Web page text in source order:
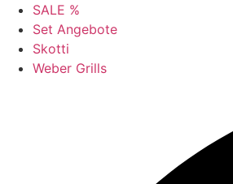
SALE %
Set Angebote
Skotti
Weber Grills